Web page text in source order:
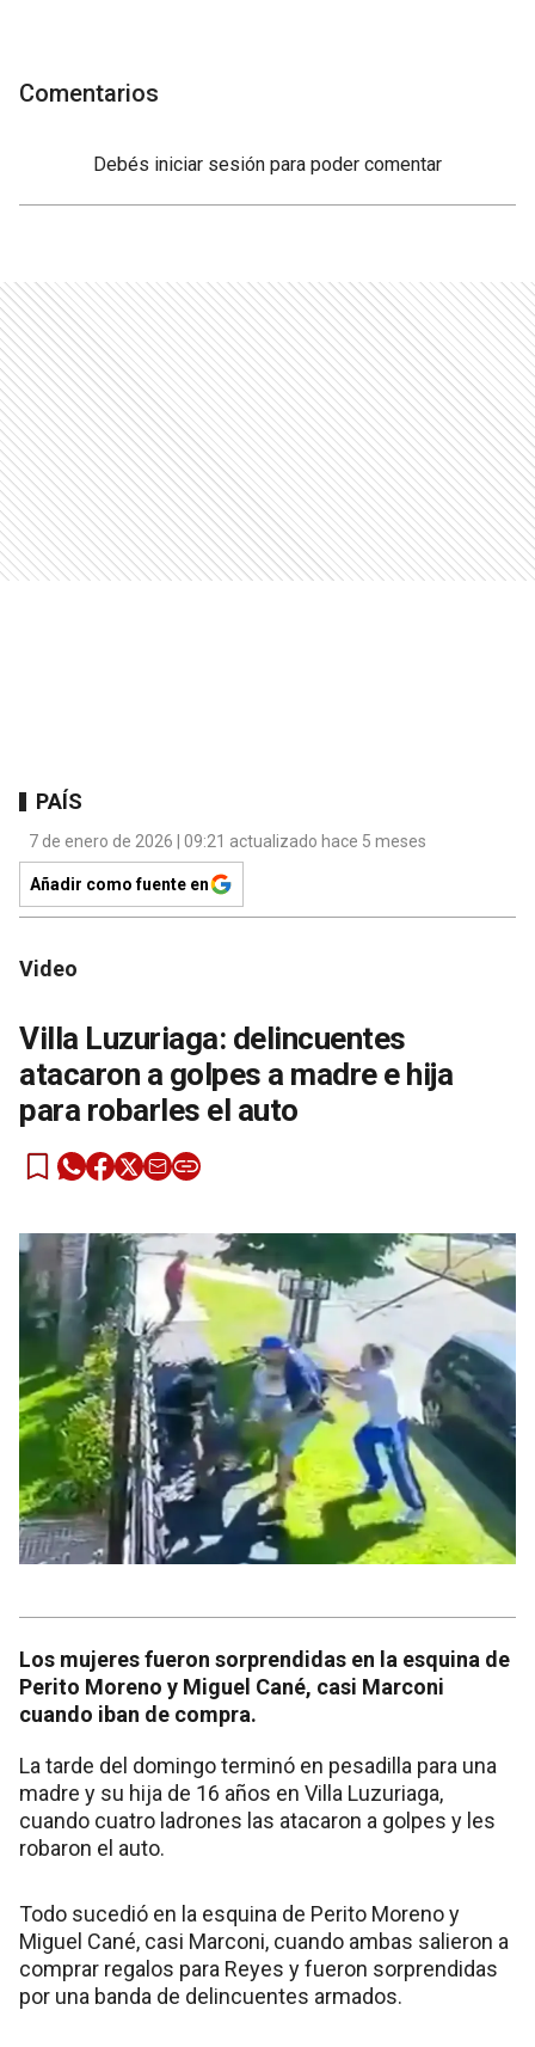
Comentarios
Debés iniciar sesión para poder comentar
PAÍS
7 de enero de 2026 | 09:21 actualizado hace 5 meses
Añadir como fuente en
Video
Villa Luzuriaga: delincuentes
atacaron a golpes a madre e hija
para robarles el auto
Los mujeres fueron sorprendidas en la esquina de
Perito Moreno y Miguel Cané, casi Marconi
cuando iban de compra.
La tarde del domingo terminó en pesadilla para una
madre y su hija de 16 años en Villa Luzuriaga,
cuando cuatro ladrones las atacaron a golpes y les
robaron el auto.
Todo sucedió en la esquina de Perito Moreno y
Miguel Cané, casi Marconi, cuando ambas salieron a
comprar regalos para Reyes y fueron sorprendidas
por una banda de delincuentes armados.